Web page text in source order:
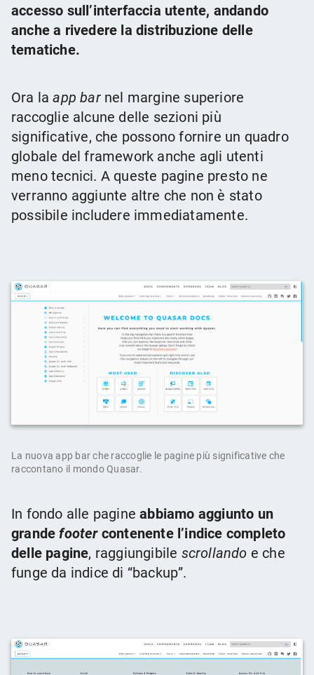
accesso sull’interfaccia utente, andando
anche a rivedere la distribuzione delle
tematiche.
Ora laapp barnel margine superiore
raccoglie alcune delle sezioni più
significative, che possono fornire un quadro
globale del framework anche agli utenti
meno tecnici. A queste pagine presto ne
verranno aggiunte altre che non è stato
possibile includere immediatamente.
La nuova app bar che raccoglie le pagine più significative che
raccontano il mondo Quasar.
In fondo alle pagineabbiamo aggiunto un
grandefootercontenente l’indice completo
delle pagine, raggiungibile scrollando e che
funge da indice di “backup”.